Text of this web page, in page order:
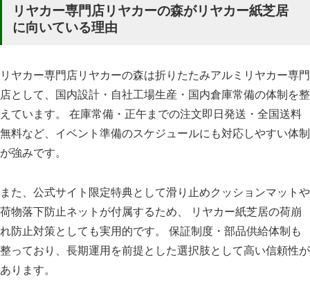
リヤカー専門店リヤカーの森がリヤカー紙芝居
に向いている理由
リヤカー専門店リヤカーの森は折りたたみアルミリヤカー専門
店として、国内設計・自社工場生産・国内倉庫常備の体制を整
えています。 在庫常備・正午までの注文即日発送・全国送料
無料など、イベント準備のスケジュールにも対応しやすい体制
が強みです。
また、公式サイト限定特典として滑り止めクッションマットや
荷物落下防止ネットが付属するため、 リヤカー紙芝居の荷崩
れ防止対策としても実用的です。 保証制度・部品供給体制も
整っており、長期運用を前提とした選択肢として高い信頼性が
あります。